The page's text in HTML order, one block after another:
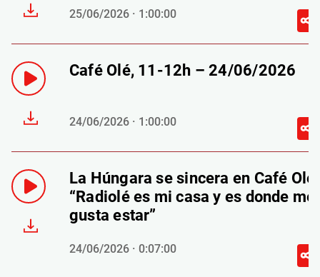
25/06/2026 · 1:00:00
Café Olé, 11-12h – 24/06/2026
24/06/2026 · 1:00:00
La Húngara se sincera en Café Olé:
“Radiolé es mi casa y es donde me
gusta estar”
24/06/2026 · 0:07:00